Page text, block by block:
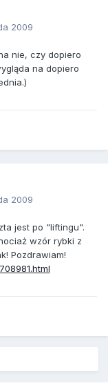
2009
nie, czy dopiero
na dopiero
2009
jest po "liftingu".
wzór rybki z
Pozdrawiam!